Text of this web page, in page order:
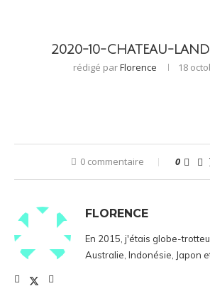
2020-10-CHATEAU-
rédigé parFlorence 18
0 commentaire 0
FLORENCE
En 2015, j'étais globe-
Australie, Indonésie, Japon